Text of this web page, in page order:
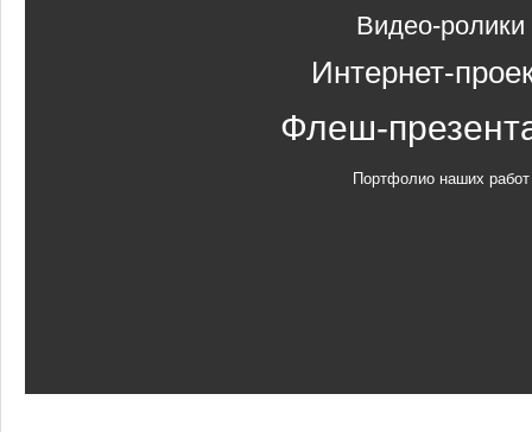
Видео-ролики
Интернет-
Флеш-
Портфолио наших работ